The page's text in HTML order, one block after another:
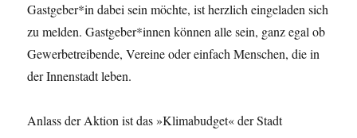
Gastgeber*in dabei sein möchte, ist herzlich eingeladen sich
zu melden. Gastgeber*innen können alle sein, ganz egal ob
Gewerbetreibende, Vereine oder einfach Menschen, die in
der Innenstadt leben.
Anlass der Aktion ist das »Klimabudget« der Stadt